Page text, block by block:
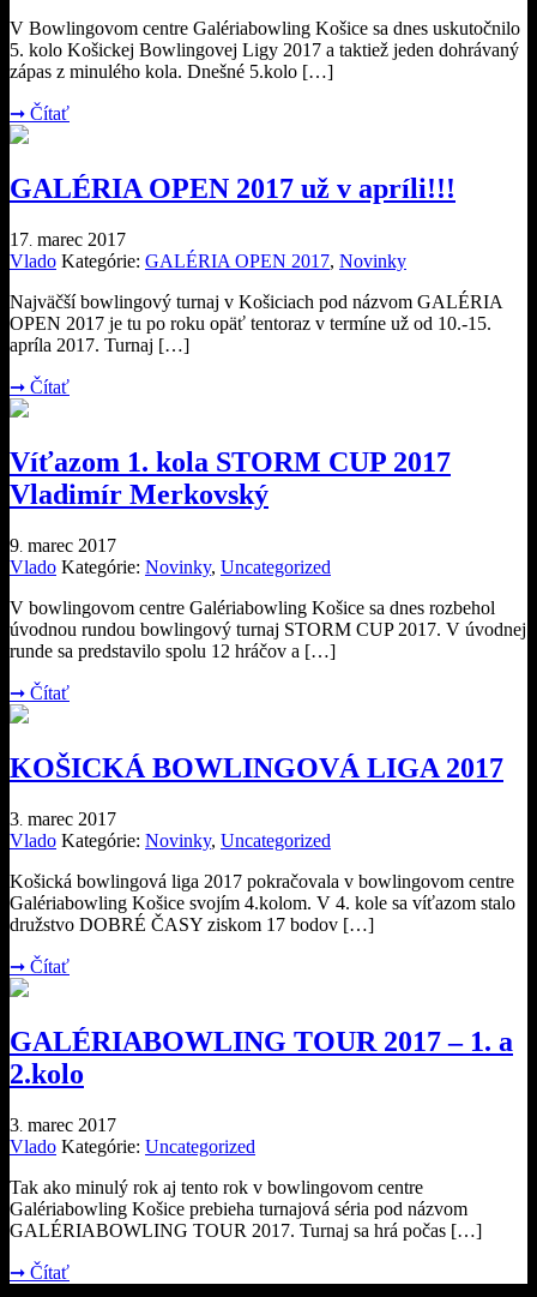
V Bowlingovom centre Galériabowling Košice sa dnes uskutočnilo
5. kolo Košickej Bowlingovej Ligy 2017 a taktiež jeden dohrávaný
zápas z minulého kola. Dnešné 5.kolo […]
➞ Čítať
GALÉRIA OPEN 2017 už v apríli!!!
17. marec 2017
Vlado Kategórie: GALÉRIA OPEN 2017, Novinky
Najväčší bowlingový turnaj v Košiciach pod názvom GALÉRIA
OPEN 2017 je tu po roku opäť tentoraz v termíne už od 10.-15.
apríla 2017. Turnaj […]
➞ Čítať
Víťazom 1. kola STORM CUP 2017
Vladimír Merkovský
9. marec 2017
Vlado Kategórie: Novinky, Uncategorized
V bowlingovom centre Galériabowling Košice sa dnes rozbehol
úvodnou rundou bowlingový turnaj STORM CUP 2017. V úvodnej
runde sa predstavilo spolu 12 hráčov a […]
➞ Čítať
KOŠICKÁ BOWLINGOVÁ LIGA 2017
3 marec 2017
Vlado Kategórie: Novinky, Uncategorized
Košická bowlingová liga 2017 pokračovala v bowlingovom centre
Galériabowling Košice svojím 4.kolom. V 4. kole sa víťazom stalo
družstvo DOBRÉ ČASY ziskom 17 bodov […]
➞ Čítať
GALÉRIABOWLING TOUR 2017 – 1. a
2.kolo
3 marec 2017
Vlado Kategórie: Uncategorized
Tak ako minulý rok aj tento rok v bowlingovom centre
Galériabowling Košice prebieha turnajová séria pod názvom
GALÉRIABOWLING TOUR 2017. Turnaj sa hrá počas […]
➞ Čítať